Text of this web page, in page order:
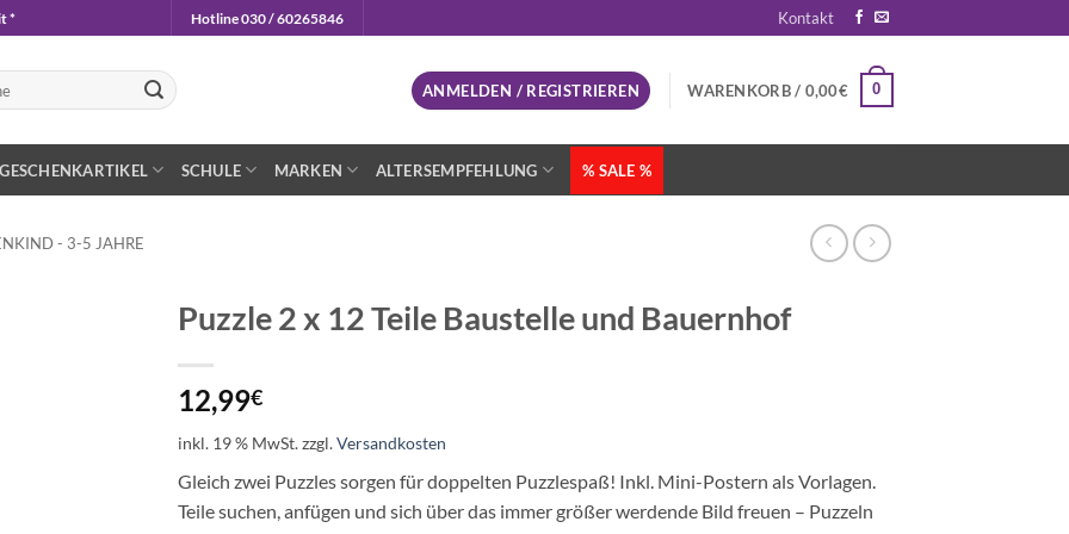
* Hotline 030 / 60265846 Kontakt
ANMELDEN / REGISTRIEREN WARENKORB / 0,00€ 0
GESCHENKARTIKEL SCHULE MARKEN ALTERSEMPFEHLUNG % SALE %
- 3-5 JAHRE
Puzzle 2 x 12 Teile Baustelle und Bauernhof
12,99€
inkl. 19 % MwSt.zzgl.Versandkosten
Gleich zwei Puzzles sorgen für doppelten Puzzlespaß! Inkl. Mini-Postern als Vorlagen.
Teile suchen, anfügen und sich über das immer größer werdende Bild freuen – Puzzeln